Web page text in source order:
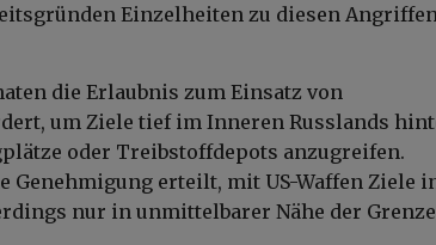
Einzelheiten zu diesen
die Erlaubnis zum Einsatz von
um Ziele tief im Inneren Russlands
oder Treibstoffdepots anzugreifen.
Genehmigung erteilt, mit US-Waffen Ziele
nur in unmittelbarer Nähe der